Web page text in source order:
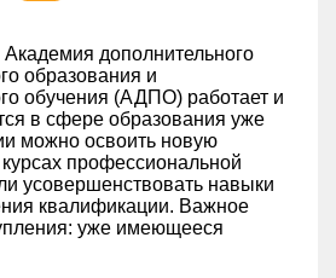
дополнительного
образования и
обучения (АДПО) работает и
в сфере образования уже
можно освоить новую
профессиональной
усовершенствовать навыки
квалификации. Важное
уже имеющееся